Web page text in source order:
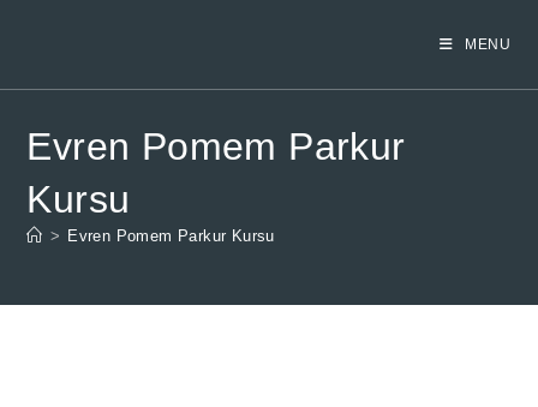
MENU
Evren Pomem Parkur
Kursu
> Evren Pomem Parkur Kursu